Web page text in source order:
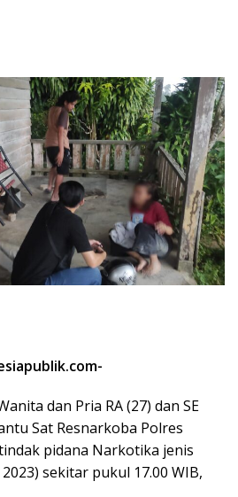
dan Pria RA (27) dan SE
Sat Resnarkoba Polres
pidana Narkotika jenis
sekitar pukul 17.00 WIB,